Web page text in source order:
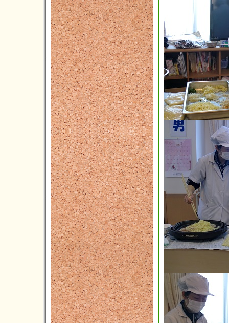
2024年07月(16)
2024年06月(9)
2024年05月(10)
2024年04月(5)
2024年03月(7)
2024年02月(2)
2024年01月(6)
2023年12月(4)
2023年11月(11)
2023年10月(8)
2023年09月(3)
2023年08月(3)
2023年07月(5)
2023年06月(4)
2023年05月(4)
2023年04月(5)
2023年03月(3)
2023年02月(5)
2023年01月(4)